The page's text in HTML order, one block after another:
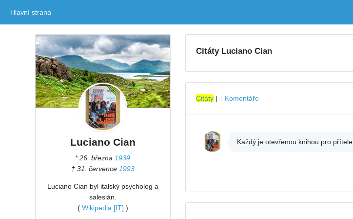
Hlavní strana
Luciano Cian
* 26. března 1939
† 31. července 1993
Luciano Cian byl italský psycholog a
salesián.
( Wikipedia [IT] )
Citáty Luciano Cian
Citáty| ↓ Komentáře
Každý je otevřenou knihou pro přítele.